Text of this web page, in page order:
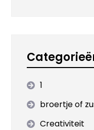
1
broertje of
Creativiteit